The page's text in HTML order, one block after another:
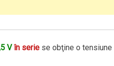
V în seriese obţine o tensiune